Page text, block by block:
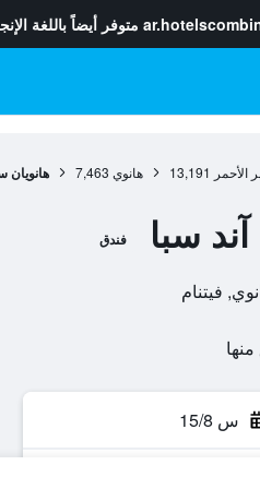
متوفر أيضاً باللغة
الأحمر 13,191 هانوي 7,463 هانويان
سبا فندق
س 15/8